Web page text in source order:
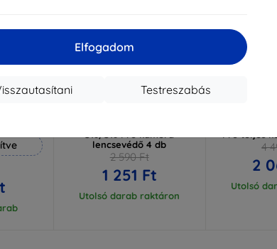
Elfogadom
Testreszabás
EXTRA10
Kedvezmény
EXTRA10
lencsevédő 4 db
2 590 Ft
1 251 Ft
Utolsó darab raktáron
3MK Folia
Pro teljes
4
2
Utolsó